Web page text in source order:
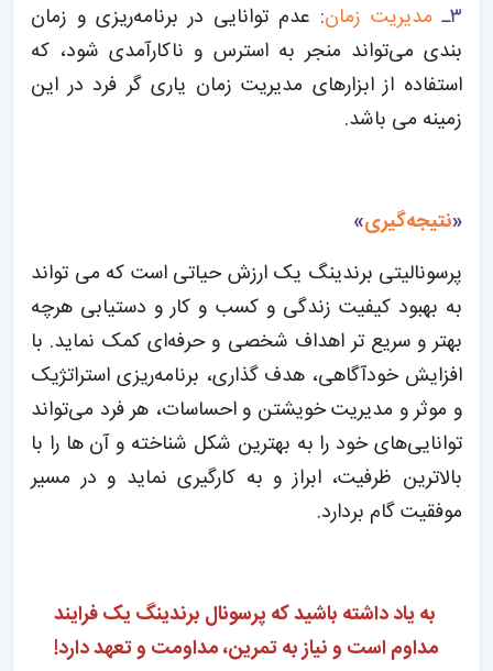
۳ـ مدیریت زمان: عدم توانایی در برنامه‌ریزی و زمان
بندی می‌تواند منجر به استرس و ناکارآمدی شود، که
استفاده از ابزارهای مدیریت زمان یاری گر فرد در این
زمینه می باشد.
«نتیجه‌گیری»
پرسونالیتی برندینگ یک ارزش حیاتی است که می تواند
به بهبود کیفیت زندگی و کسب و کار و دستیابی هرچه
بهتر و سریع تر اهداف شخصی و حرفه‌ای کمک نماید. با
افزایش خودآگاهی، هدف گذاری، برنامه‌ریزی استراتژیک
و موثر و مدیریت خویشتن و احساسات، هر فرد می‌تواند
توانایی‌های خود را به بهترین شکل شناخته و آن ها را با
بالاترین ظرفیت، ابراز و به کارگیری نماید و در مسیر
موفقیت گام بردارد.
به یاد داشته باشید که پرسونال برندینگ یک فرایند
مداوم است و نیاز به تمرین، مداومت و تعهد دارد!